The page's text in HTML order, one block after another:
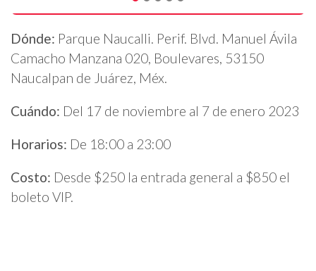
Dónde: Parque Naucalli. Perif. Blvd. Manuel Ávila
Camacho Manzana 020, Boulevares, 53150
Naucalpan de Juárez, Méx.
Cuándo: Del 17 de noviembre al 7 de enero 2023
Horarios: De 18:00 a 23:00
Costo: Desde $250 la entrada general a $850 el
boleto VIP.